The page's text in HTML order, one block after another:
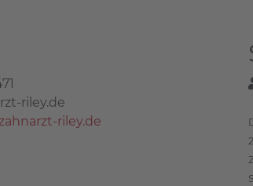
riley.de
riley.de